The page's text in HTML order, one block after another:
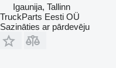
Igaunija, Tallinn
TruckParts Eesti OÜ
Sazināties ar pārdevēju